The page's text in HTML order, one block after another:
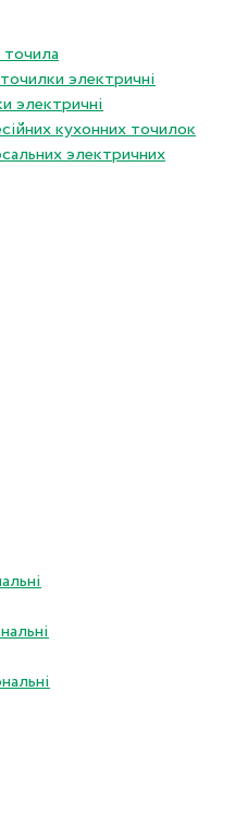
точила
электричнi
электричнi
кухонних точилок
электричних